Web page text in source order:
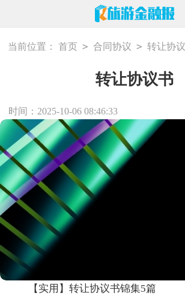
当前位置： 首页 > 合同协议 > 转让协议
转让协议书
时间：2025-10-06 08:46:33
【实用】转让协议书锦集5篇